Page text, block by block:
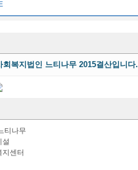
회복지법인 느티나무 2015결산입니다.
티나무
설
지센터